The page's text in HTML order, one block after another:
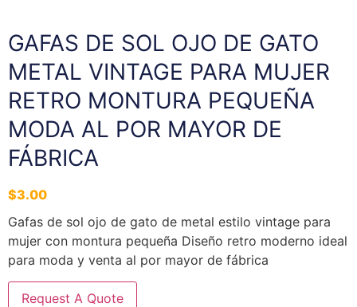
GAFAS DE SOL OJO DE GATO
METAL VINTAGE PARA MUJER
RETRO MONTURA PEQUEÑA
MODA AL POR MAYOR DE
FÁBRICA
$3.00
Gafas de sol ojo de gato de metal estilo vintage para
mujer con montura pequeña Diseño retro moderno ideal
para moda y venta al por mayor de fábrica
Request A Quote